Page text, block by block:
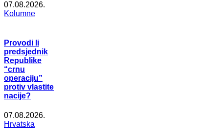
07.08.2026.
Kolumne
Provodi li
predsjednik
Republike
“crnu
operaciju”
protiv vlastite
nacije?
07.08.2026.
Hrvatska